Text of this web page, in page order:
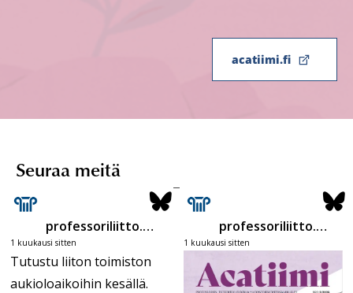
acatiimi.fi
Seuraa meitä
professoriliitto.bsky.social
1 kuukausi sitten
Tutustu liiton toimiston
aukioloaikoihin kesällä.
professoriliitto.bsky.social
1 kuukausi sitten